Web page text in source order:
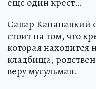
еще один крест…
Сапар Канапацкий
стоит на том, что
которая находится
кладбища,
веру мусульман.